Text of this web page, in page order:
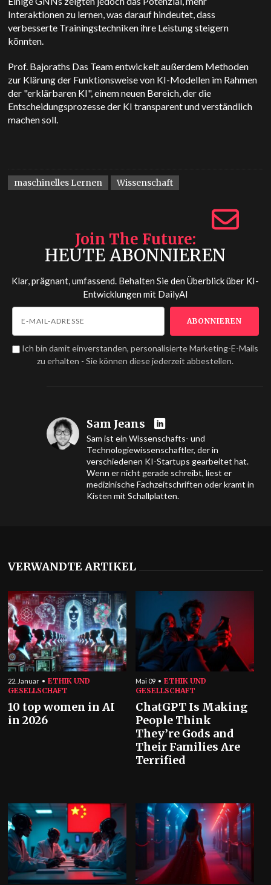
Interaktionen zu lernen, was darauf hindeutet, dass
verbesserte Trainingstechniken ihre Leistung steigern
könnten.
Prof. Bajoraths Das Team entwickelt außerdem Methoden
zur Klärung der Funktionsweise von KI-Modellen im Rahmen
der "erklärbaren KI", einem neuen Bereich, der die
Entscheidungsprozesse der KI transparent und verständlich
machen soll.
maschinelles Lernen Wissenschaft
Join The Future
HEUTE ABONNIEREN
Klar, prägnant, umfassend. Behalten Sie den Überblick über KI-
Entwicklungen mit DailyAI
Ich bin damit einverstanden, personalisierte Marketing-E-Mails
zu erhalten - Sie können diese jederzeit abbestellen.
Sam Jeans
Sam ist ein Wissenschafts- und
Technologiewissenschaftler, der in
verschiedenen KI-Startups gearbeitet hat.
Wenn er nicht gerade schreibt, liest er
medizinische Fachzeitschriften oder kramt in
Kisten mit Schallplatten.
VERWANDTE ARTIKEL
22. Januar
ETHIK UND
GESELLSCHAFT
10 top women in AI
in 2026
Mai 09
ETHIK UND
GESELLSCHAFT
ChatGPT Is Making
People Think
They’re Gods and
Their Families Are
Terrified